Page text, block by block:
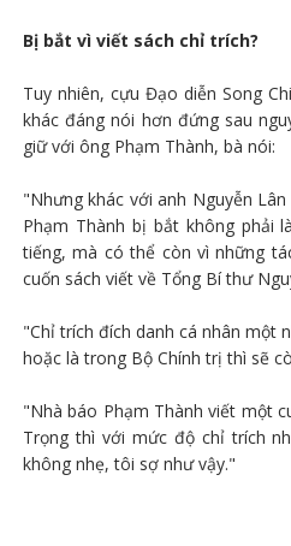
Bị bắt vì viết sách chỉ trích?
Tuy nhiên, cựu Đạo diễn Song
khác đáng nói hơn đứng sau
giữ với ông Phạm Thành, bà nói:
"Nhưng khác với anh Nguyễn
Phạm Thành bị bắt không phải
tiếng, mà có thể còn vì những
cuốn sách viết về Tổng Bí thư
"Chỉ trích đích danh cá nhân một
hoặc là trong Bộ Chính trị thì sẽ
"Nhà báo Phạm Thành viết một
Trọng thì với mức độ chỉ trích
không nhẹ, tôi sợ như vậy."